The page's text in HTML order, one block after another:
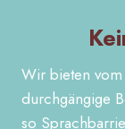
Wir bieten
durchgängige
so